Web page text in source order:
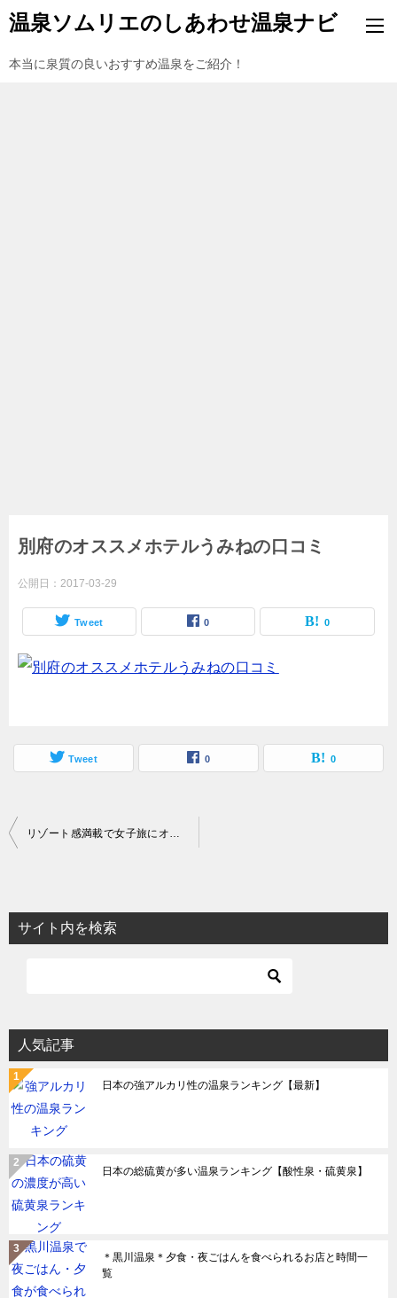
温泉ソムリエのしあわせ温泉ナビ
本当に泉質の良いおすすめ温泉をご紹介！
別府のオススメホテルうみねの口コミ
公開日： 2017-03-29
Tweet 0 0
Tweet 0 0
投
ビ
ゲ
ョ
ン
リゾート感満載で女子旅にオススメ！別府のホテルうみねに泊まってみました
サイト内を検索
人気記事
日本の強アルカリ性の温泉ランキング【最新】
日本の総硫黄が多い温泉ランキング【酸性泉・硫黄泉】
＊黒川温泉＊夕食・夜ごはんを食べられるお店と時間一
覧